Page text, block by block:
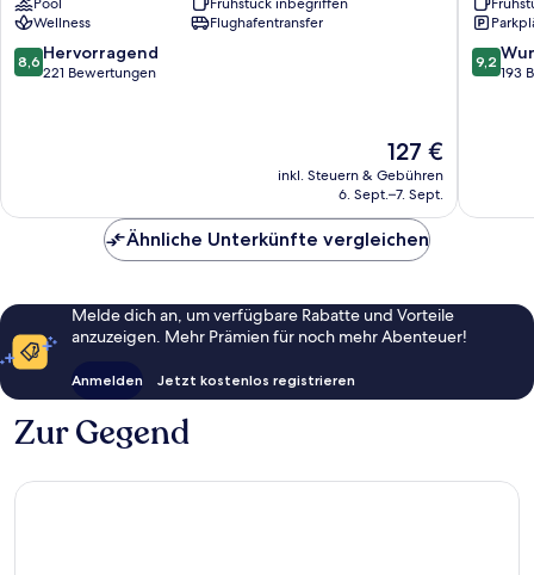
Wellness
Flughafentransfer
8.6
von
8,6 Hervorragend
221 Bewertungen
Der
Preis
beträgt
127 €
inkl. Steuern & Gebühren
6. Sept.–7. Sept.
9.2
von
9,2
193
Ähnliche Unterkünfte vergleichen
Melde dich an, um verfügbare Rabatte und Vorteile
anzuzeigen. Mehr Prämien für noch mehr Abenteuer!
Anmelden Jetzt kostenlos registrieren
Zur Gegend